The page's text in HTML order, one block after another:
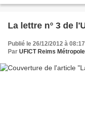
La lettre n° 3 de
Publié le 26/12/2012 à 08:17
Par UFICT Reims Métropole